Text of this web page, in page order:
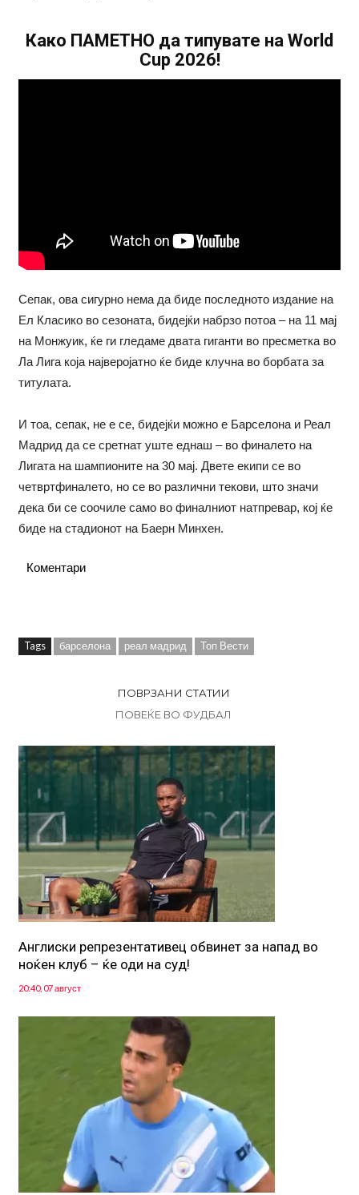
Како ПАМЕТНО да типувате на World
Cup 2026!
Сепак, ова сигурно нема да биде последното издание на
Ел Класико во сезоната, бидејќи набрзо потоа – на 11 мај
на Монжуик, ќе ги гледаме двата гиганти во пресметка во
Ла Лига која најверојатно ќе биде клучна во борбата за
титулата.
И тоа, сепак, не е се, бидејќи можно е Барселона и Реал
Мадрид да се сретнат уште еднаш – во финалето на
Лигата на шампионите на 30 мај. Двете екипи се во
четвртфиналето, но се во различни текови, што значи
дека би се соочиле само во финалниот натпревар, кој ќе
биде на стадионот на Баерн Минхен.
Коментари
Tags барселона реал мадрид Топ Вести
ПОВРЗАНИ СТАТИИ
ПОВЕЌЕ ВО ФУДБАЛ
Англиски репрезентативец обвинет за напад во
ноќен клуб – ќе оди на суд!
20:40, 07 август